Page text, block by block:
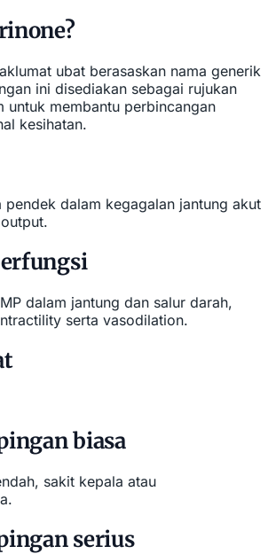
ubat berasaskan nama generik
ini disediakan sebagai rujukan
untuk membantu perbincangan
kesihatan.
pendek dalam kegagalan jantung akut
dalam jantung dan salur darah,
serta vasodilation.
biasa
sakit kepala atau
serius